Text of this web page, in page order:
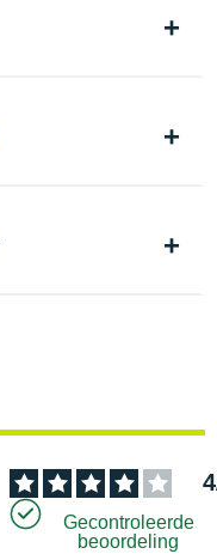
4
Gecontroleerde
beoordeling